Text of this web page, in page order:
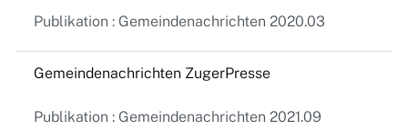
Publikation : Gemeindenachrichten 2020.03
Gemeindenachrichten ZugerPresse
Publikation : Gemeindenachrichten 2021.09